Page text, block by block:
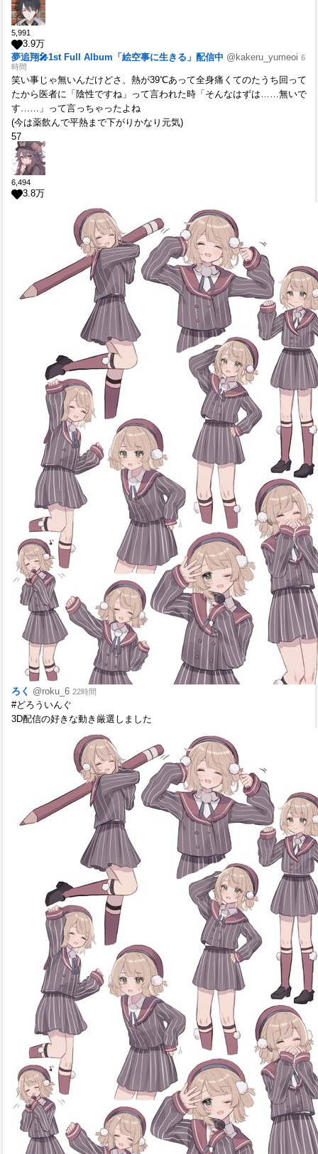
5,991
3.9万
夢追翔🎤1st Full Album「絵空事に生きる」配信中 @kakeru_yumeoi 6
時間
笑い事じゃ無いんだけどさ、熱が39℃あって全身痛くてのたうち回って
たから医者に「陰性ですね」って言われた時「そんなはずは……無いで
す……」って言っちゃったよね
(今は薬飲んで平熱まで下がりかなり元気)
57
6,494
3.8万
ろく @roku_6 22時間
#どろういんぐ
3D配信の好きな動き厳選しました